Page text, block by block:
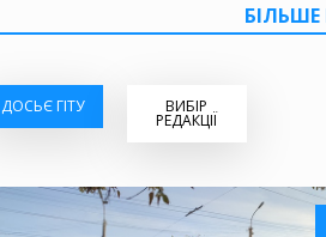
ДОСЬЄ ГІТУ ВИБІР
РЕДАКЦІЇ